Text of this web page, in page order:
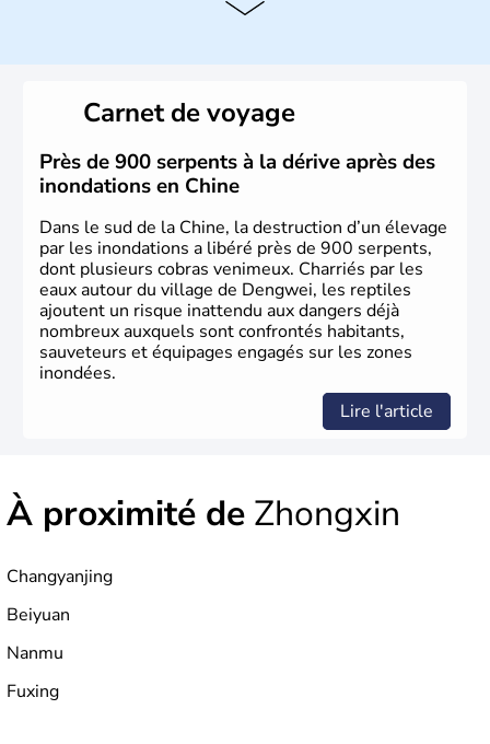
dynasties. La dynastie Qing a été la dernière à régner
jusqu'aux guerres de l'opium lorsque la Chine s'est
constituée comme nation et a retrouvé son indépendance
en 1945. Illustre pays en matière d'inventions avant-
gardistes, la Chine a été la première utilisatrice du papier,
de l'imprimerie à caractères mobiles, de la boussole et de
la poudre à canon.
Carnet de voyage
Près de 900 serpents à la dérive après des
inondations en Chine
Dans le sud de la Chine, la destruction d’un élevage
par les inondations a libéré près de 900 serpents,
dont plusieurs cobras venimeux. Charriés par les
eaux autour du village de Dengwei, les reptiles
ajoutent un risque inattendu aux dangers déjà
nombreux auxquels sont confrontés habitants,
sauveteurs et équipages engagés sur les zones
inondées.
Lire l'article
À proximité de Zhongxin
Changyanjing
Beiyuan
Nanmu
Fuxing